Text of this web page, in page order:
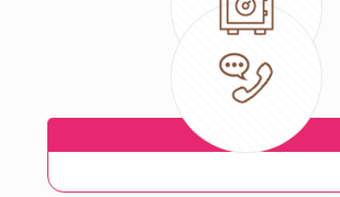
Profesionalidad
*